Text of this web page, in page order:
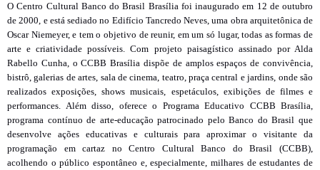
O Centro Cultural Banco do Brasil Brasília foi inaugurado em 12 de outubro
de 2000, e está sediado no Edifício Tancredo Neves, uma obra arquitetônica de
Oscar Niemeyer, e tem o objetivo de reunir, em um só lugar, todas as formas de
arte e criatividade possíveis. Com projeto paisagístico assinado por Alda
Rabello Cunha, o CCBB Brasília dispõe de amplos espaços de convivência,
bistrô, galerias de artes, sala de cinema, teatro, praça central e jardins, onde são
realizados exposições, shows musicais, espetáculos, exibições de filmes e
performances. Além disso, oferece o Programa Educativo CCBB Brasília,
programa contínuo de arte-educação patrocinado pelo Banco do Brasil que
desenvolve ações educativas e culturais para aproximar o visitante da
programação em cartaz no Centro Cultural Banco do Brasil (CCBB),
acolhendo o público espontâneo e, especialmente, milhares de estudantes de